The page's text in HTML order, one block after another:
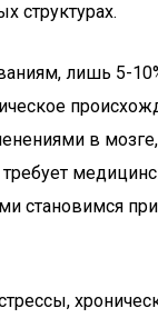
структурах.
лишь 5-
в
требует
становимся